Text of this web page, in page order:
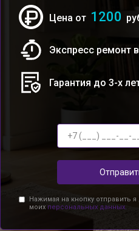
Цена от 1200
Экспресс ремонт
Гарантия до 3-х
Нажимая на кнопку отправить
моих персональных данных.